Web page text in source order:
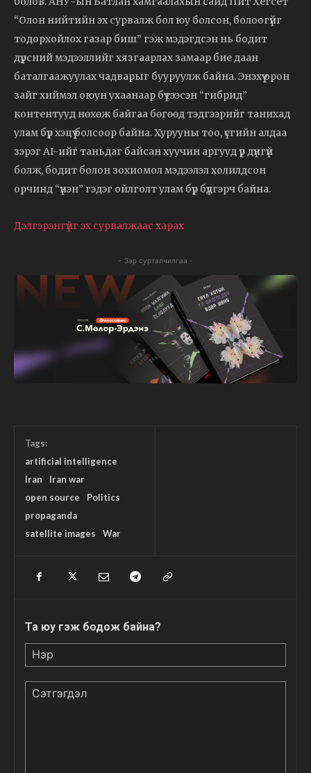
“Олон нийтийн эх сурвалж бол юу болсон, болоогүйг
тодорхойлох газар биш” гэж мэдэгдсэн нь бодит
дүрсний мэдээллийг хязгаарлах замаар бие даан
баталгаажуулах чадварыг бууруулж байна. Энэхүү орон
зайг хиймэл оюун ухаанаар бүтээсэн “гибрид”
контентууд нөхөж байгаа бөгөөд тэдгээрийг танихад
улам бүр хэцүү болсоор байна. Хурууны тоо, үсгийн алдаа
зэрэг AI-ийг таньдаг байсан хуучин аргууд үр дүнгүй
болж, бодит болон зохиомол мэдээлэл холилдсон
орчинд “үнэн” гэдэг ойлголт улам бүр бүдгэрч байна.
Дэлгэрэнгүйг эх сурвалжаас харах
- Зар сурталчилгаа -
Tags:
artificial intelligence
Iran
Iran war
open source
Politics
propaganda
satellite images
War
Та юу гэж бодож байна?